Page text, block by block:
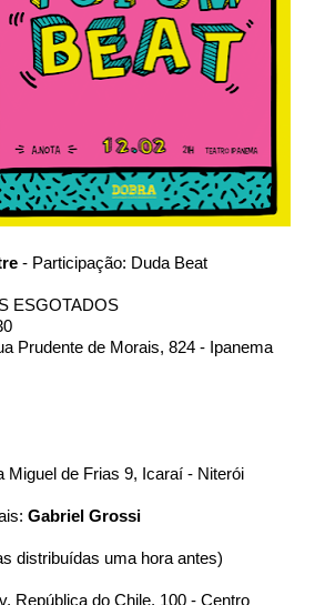
- Participação: Duda Beat
ESGOTADOS
Prudente de Morais, 824 - Ipanema
Miguel de Frias 9, Icaraí - Niterói
Gabriel Grossi
distribuídas uma hora antes)
República do Chile, 100 - Centro